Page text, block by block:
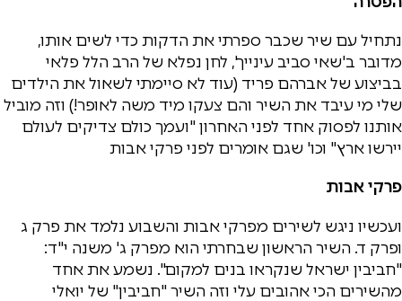
נתחיל עם שיר שכבר ספרתי את הדקות כדי לשים אותו,
מדובר ב'שאי סביב עינייך', לחן נפלא של הרב הלל פלאי
בביצוע של אברהם פריד (עוד לא סיימתי לשאול את הילדים
שלי מי עיבד את השיר והם צעקו מיד משה לאופר!) וזה מוביל
אותנו לפסוק אחד לפני האחרון "ועמך כולם צדיקים לעולם
יירשו ארץ" וכו' שגם אומרים לפני פרקי אבות
פרקי אבות
ועכשיו ניגש לשירים מפרקי אבות והשבוע נלמד את פרק ג
ופרק ד. השיר הראשון שבחרתי הוא מפרק ג' משנה י"ד:
"חביבין ישראל שנקראו בנים למקום". נשמע את אחד
מהשירים הכי אהובים עלי וזה השיר "חביבין" של יואלי